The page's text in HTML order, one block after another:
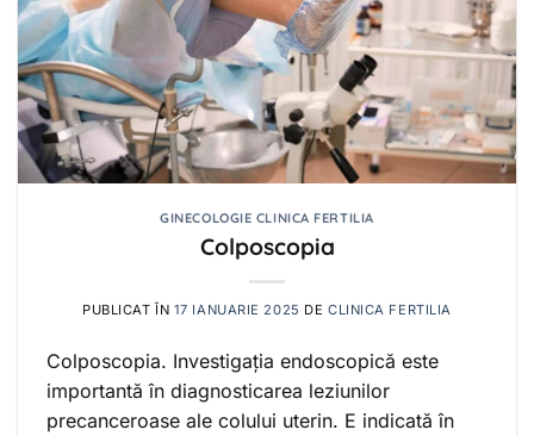
GINECOLOGIE CLINICA FERTILIA
Colposcopia
PUBLICAT ÎN 17 IANUARIE 2025 DE CLINICA FERTILIA
Colposcopia. Investigația endoscopică este
importantă în diagnosticarea leziunilor
precanceroase ale colului uterin. E indicată în